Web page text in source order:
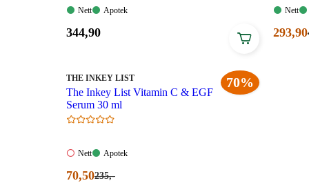
Nett:
Nett
Apotek:
Apotek
Pris:
344,90
Nett:
Nett
293,90
70%
MERKE:
THE INKEY LIST
The Inkey List Vitamin C & EGF
Serum 30 ml
Nett:
tilgjengelig
Nett
Apotek:
Apotek
Nåværende
70,50Førpris:
235,-